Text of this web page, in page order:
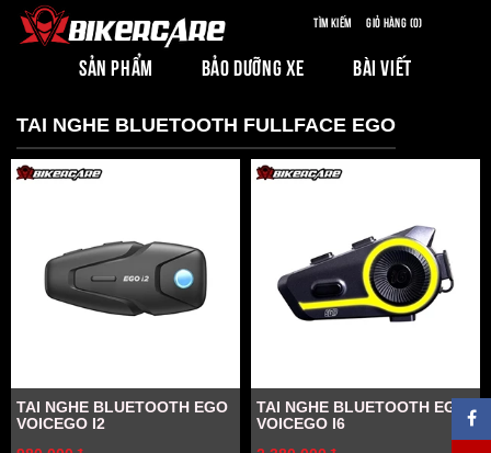
Tìm kiếm Giỏ hàng (0)
SẢN PHẨM BẢO DƯỠNG XE BÀI VIẾT
TAI NGHE BLUETOOTH FULLFACE EGO
TAI NGHE BLUETOOTH EGO
VOICEGO I2
TAI NGHE BLUETOOTH EGO
VOICEGO I6